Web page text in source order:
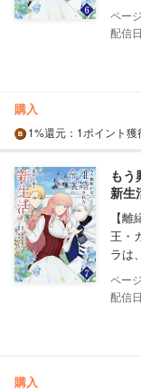
配信
購入
1%還元 ：1ポイント獲
もう
新生
【
王・
ラは
配信
購入